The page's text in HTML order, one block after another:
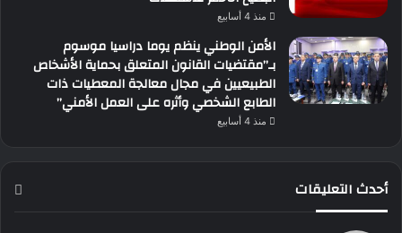
منذ 4 أسابيع
الأمن الوطني ينظم يوما دراسيا موسوم
بـ”مقتضيات القانون المتعلق بحماية الأشخاص
الطبيعيين في مجال معالجة المعطيات ذات
الطابع الشخصي وأثره على العمل الأمني”
منذ 4 أسابيع
أحدث التعليقات